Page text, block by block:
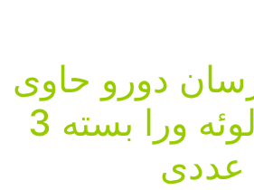
دورو حاوی
عصاره آلوئه ورا بسته 3
عددی